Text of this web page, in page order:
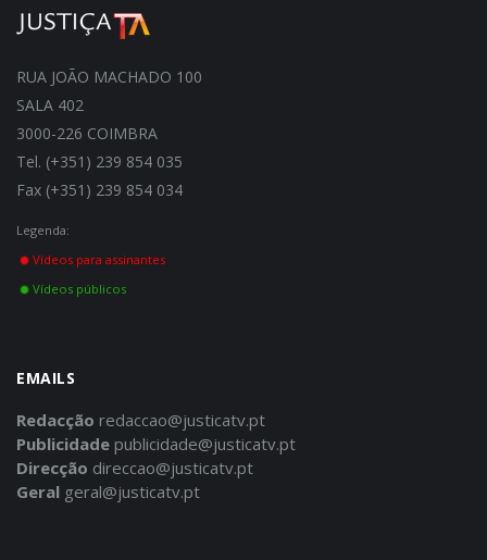
RUA JOÃO MACHADO 100
SALA 402
3000-226 COIMBRA
Tel. (+351) 239 854 035
Fax (+351) 239 854 034
Legenda:
Vídeos para assinantes
Vídeos públicos
EMAILS
Redacção redaccao@justicatv.pt
Publicidade publicidade@justicatv.pt
Direcção direccao@justicatv.pt
Geral geral@justicatv.pt